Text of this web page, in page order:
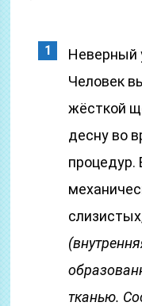
Неверный
Человек
жёсткой
десну во
процедур.
тканью.